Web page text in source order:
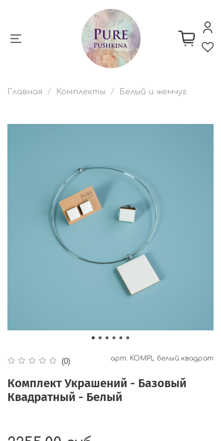
Главная Комплекты Белый и жемчуг
(0) арт. KOMPL белый квадрат
Комплект Украшений - Базовый
Квадратный - Белый